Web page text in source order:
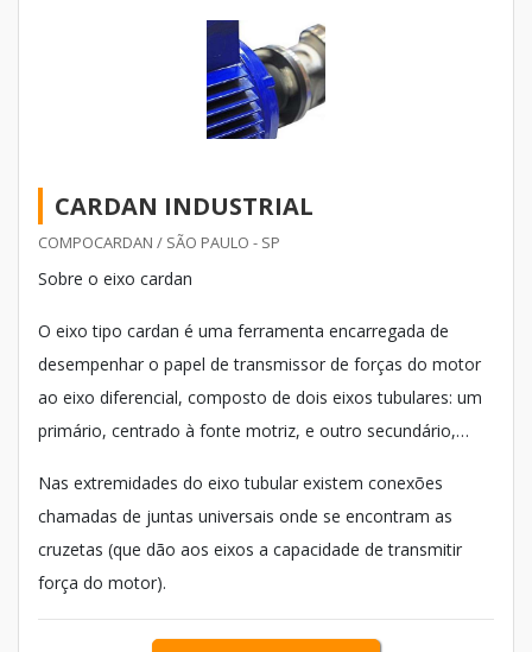
CARDAN INDUSTRIAL
COMPOCARDAN / SÃO PAULO - SP
Sobre o eixo cardan
O eixo tipo cardan é uma ferramenta encarregada de
desempenhar o papel de transmissor de forças do motor
ao eixo diferencial, composto de dois eixos tubulares: um
primário, centrado à fonte motriz, e outro secundário,
Nas extremidades do eixo tubular existem conexões
chamadas de juntas universais onde se encontram as
cruzetas (que dão aos eixos a capacidade de transmitir
força do motor).